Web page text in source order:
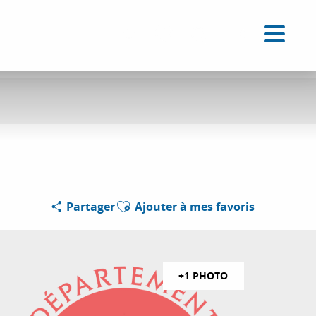
PartagerAjouter aux favoris
Ajouter à mes favoris
+1 PHOTO